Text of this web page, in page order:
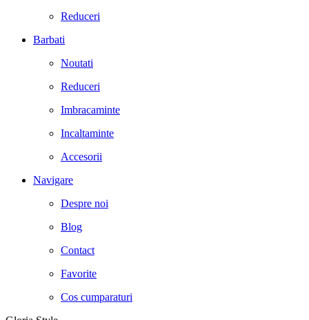
Reduceri
Barbati
Noutati
Reduceri
Imbracaminte
Incaltaminte
Accesorii
Navigare
Despre noi
Blog
Contact
Favorite
Cos cumparaturi